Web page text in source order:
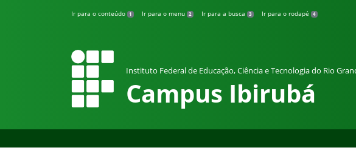
Ir para o conteúdo 1 Ir para o menu 2 Ir para a busca 3 Ir para o rodapé 4
Instituto Federal de Educação, Ciência e Tecnologia do Rio
Campus Ibirubá